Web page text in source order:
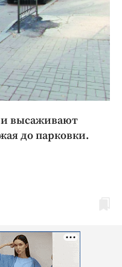
высаживают
до парковки.